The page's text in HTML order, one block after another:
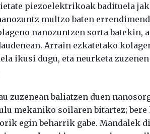
piezoelektrikoak badituela
multzo baten
nanozuntzen sorta batekin,
Arrain ezkatetako
ikusi dugu, eta neurketa
zuzenean baliatzen duen
mekaniko soilaren bitartez;
egin beharrik gabe. Mandalek